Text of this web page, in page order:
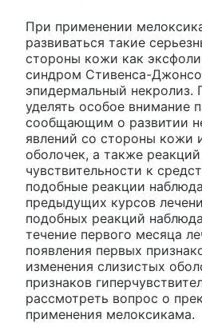
При применении
развиваться такие
стороны кожи как
синдром Стивенса-
эпидермальный некролиз.
уделять особое внимание
сообщающим о развитии
явлений со стороны кожи
оболочек, а также
чувствительности к
подобные реакции
предыдущих курсов
подобных реакций
течение первого месяца
появления первых
изменения слизистых
признаков
рассмотреть вопрос о
применения мелоксикама.